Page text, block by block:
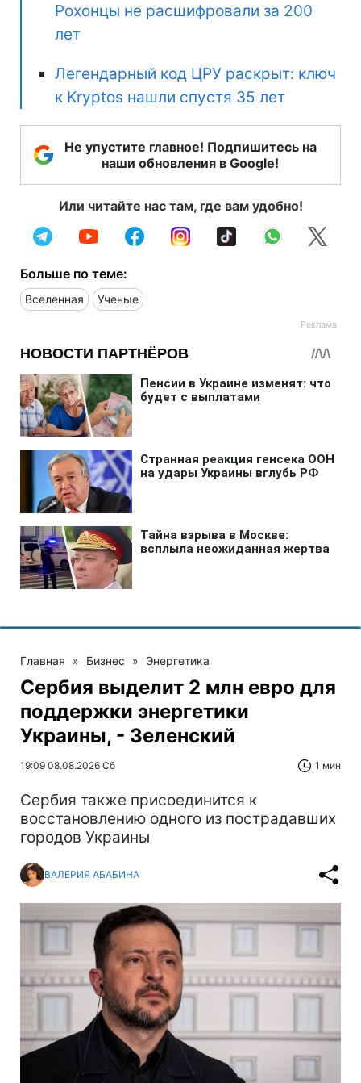
Рохонцы не расшифровали за 200
лет
Легендарный код ЦРУ раскрыт: ключ
к Kryptos нашли спустя 35 лет
Не упустите главное! Подпишитесь на
наши обновления в Google!
Или читайте нас там, где вам удобно!
Больше по теме:
Вселенная Ученые
Главная » Бизнес » Энергетика
Сербия выделит 2 млн евро для
поддержки энергетики
Украины, - Зеленский
19:09 08.08.2026 Сб 1 мин
Сербия также присоединится к
восстановлению одного из пострадавших
городов Украины
ВАЛЕРИЯ АБАБИНА